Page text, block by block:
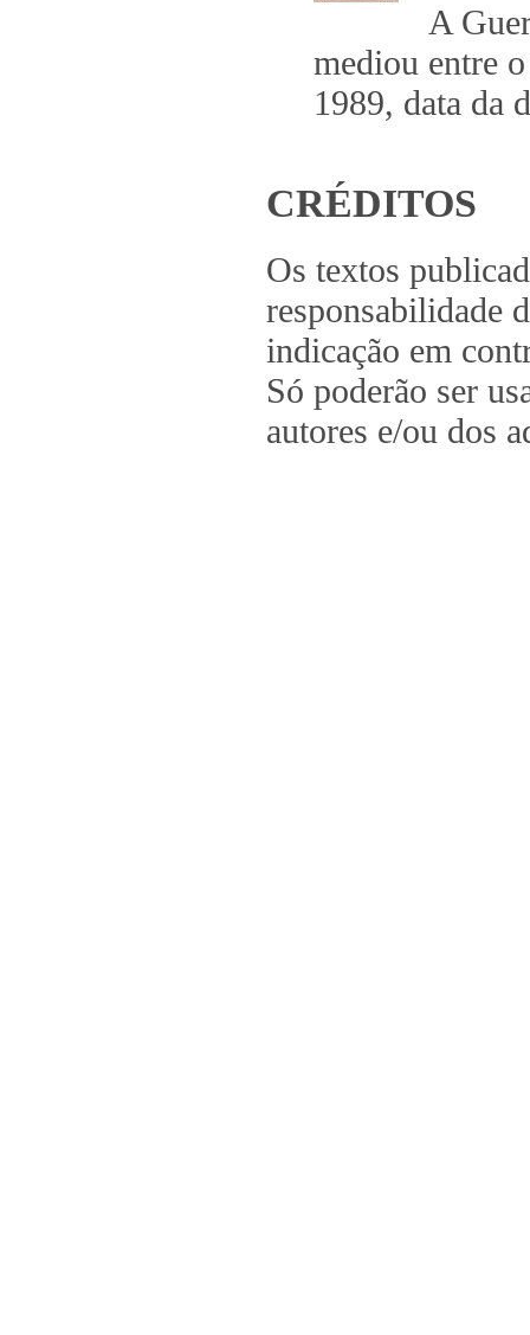
A
mediou entre
1989, data da
CRÉDITOS
Os textos
responsabilidade
indicação em
Só poderão ser
autores e/ou dos